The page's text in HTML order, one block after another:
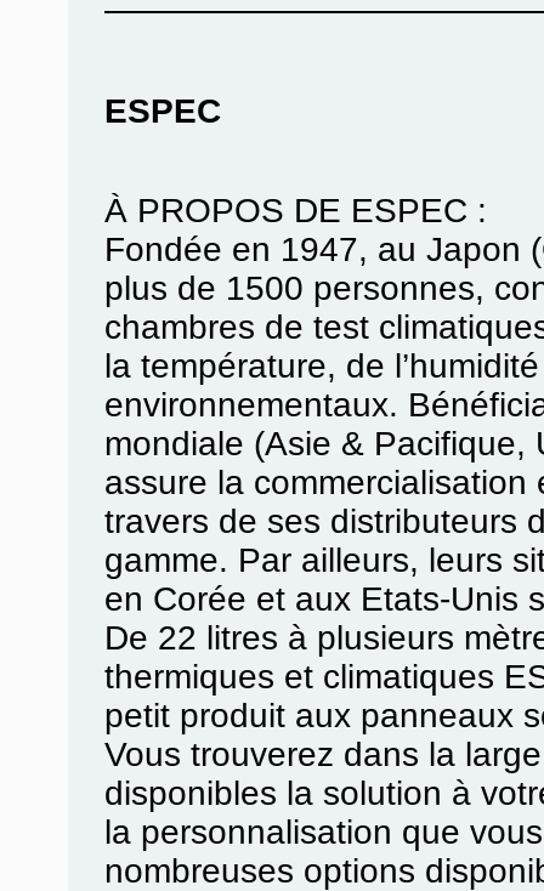
ESPEC
À PROPOS DE ESPEC :
Fondée en 1947, au Japon
plus de 1500 personnes,
chambres de test
la température, de
environnementaux.
mondiale (Asie & Pacifique,
assure la
travers de ses distributeurs
gamme. Par ailleurs, leurs
en Corée et aux Etats-Unis
De 22 litres à plusieurs
thermiques et climatiques
petit produit aux panneaux
Vous trouverez dans la
disponibles la solution à
la personnalisation que
nombreuses options